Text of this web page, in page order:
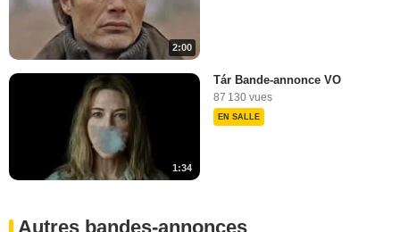
2:00
1:34
Tár Bande-annonce VO
87 130 vues
EN SALLE
Autres bandes-annonces